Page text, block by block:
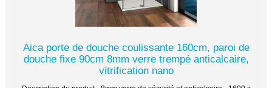
Aica porte de douche coulissante 160cm, paroi de
douche fixe 90cm 8mm verre trempé anticalcaire,
vitrification nano